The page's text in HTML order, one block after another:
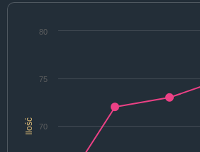
Ilość 70
75
80